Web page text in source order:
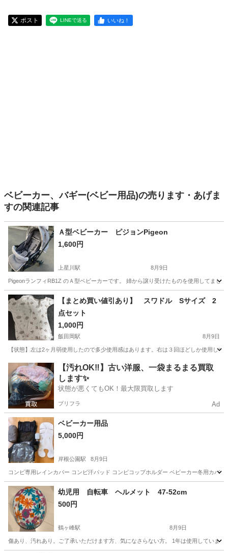
ポスト LINEで送る いいね！
ベビーカー、バギー(ベビー用品)の売ります・あげま
すの関連記事
Ａ型ベビーカー ピジョンPigeon
1,600円
上星川駅 8月9日
PigeonランフィRB1Z のＡ型ベビーカーです。 姉から譲り受けたものを使用してまし
神奈川 横浜市 上星川駅 ベビー用品
【まとめ買い値引あり】 スワドル Sサイズ 2
点セット
1,000円
飯田岡駅 8月9日
【状態】左は2ヶ月弱使用したので多少使用感はあります。右は３回ほどしか使用
神奈川 小田原市 飯田岡駅 ベビー用品 スワドル
【汚れOK‼️】古い洋服、一袋まるまる買取
します✨
状態が悪くてもOK！最大限買取します
プリフラ Ad
ベビーカー用品
5,000円
岸根公園駅 8月9日
コンビ専用レインカバー コンビ汗パッド コンビコップホルダー ベビーカー冬用カバ
神奈川 横浜市 岸根公園駅 ベビー用品
幼児用 自転車 ヘルメット 47-52cm
500円
鶴ヶ峰駅 8月9日
傷あり、汚れあり。ご了承いただけます方、気になさらない方。 1年は使用していま